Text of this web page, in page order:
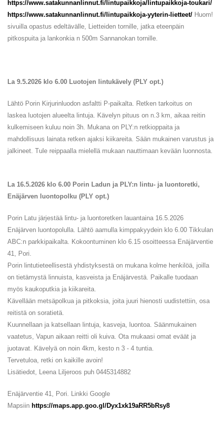
https://www.satakunnanlinnut.fi/lintupaikkoja/lintupaikkoja-toukari/
https://www.satakunnanlinnut.fi/lintupaikkoja-yyterin-lietteet/ Huom!
sivuilla opastus edeltävälle, Lietteiden tornille, jatka eteenpäin
pitkospuita ja lankonkia n 500m Sannanokan tornille.
La 9.5.2026 klo 6.00 Luotojen lintukävely (PLY opt.)
Lähtö Porin Kirjurinluodon asfaltti P-paikalta. Retken tarkoitus on
laskea luotojen alueelta lintuja. Kävelyn pituus on n.3 km, aikaa reitin
kulkemiseen kuluu noin 3h. Mukana on PLY:n retkioppaita ja
mahdollisuus lainata retken ajaksi kiikareita. Sään mukainen varustus ja
jalkineet. Tule reippaalla mielellä mukaan nauttimaan kevään luonnosta.
La 16.5.2026 klo 6.00 Porin Ladun ja PLY:n lintu- ja luontoretki,
Enäjärven luontopolku (PLY opt.)
Porin Latu järjestää lintu- ja luontoretken lauantaina 16.5.2026
Enäjärven luontopolulla. Lähtö aamulla kimppakyydein klo 6.00 Tikkulan
ABC:n parkkipaikalta. Kokoontuminen klo 6.15 osoitteessa Enäjärventie
41, Pori.
Porin lintutieteellisestä yhdistyksestä on mukana kolme henkilöä, joilla
on tietämystä linnuista, kasveista ja Enäjärvestä. Paikalle tuodaan
myös kaukoputkia ja kiikareita.
Kävellään metsäpolkua ja pitkoksia, joita juuri hienosti uudistettiin, osa
reitistä on soratietä.
Kuunnellaan ja katsellaan lintuja, kasveja, luontoa. Säänmukainen
vaatetus, Vapun aikaan reitti oli kuiva. Ota mukaasi omat eväät ja
juotavat. Kävelyä on noin 4km, kesto n 3 - 4 tuntia.
Tervetuloa, retki on kaikille avoin!
Lisätiedot, Leena Liljeroos puh 0445314882
Enäjärventie 41, Pori. Linkki Google
Mapsiin https://maps.app.goo.gl/Dyx1xk19aRR5bRsy8